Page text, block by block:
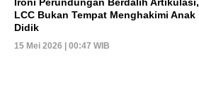
LCC Bukan Tempat Menghakimi Anak
Didik
15 Mei 2026 | 00:47 WIB